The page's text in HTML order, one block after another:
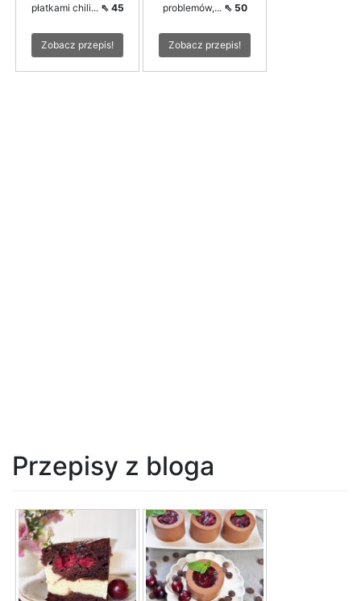
płatkami chili... ⇖ 45
Zobacz przepis!
problemów,... ⇖ 50
Zobacz przepis!
Przepisy z bloga